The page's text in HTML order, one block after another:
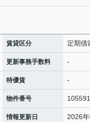
賃貸区分 定期借
更新事務手数料 -
特優賃 -
物件番号
情報更新日 2026